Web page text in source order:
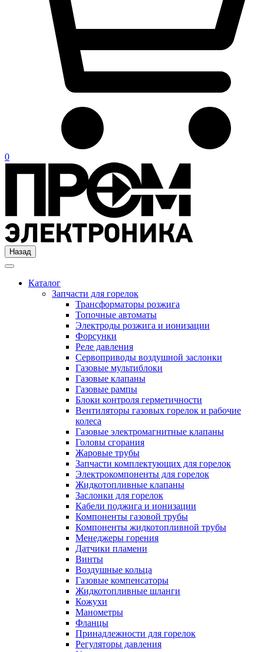
0
Назад
Каталог
Запчасти для горелок
Трансформаторы розжига
Топочные автоматы
Электроды розжига и ионизации
Форсунки
Реле давления
Сервоприводы воздушной заслонки
Газовые мультиблоки
Газовые клапаны
Газовые рампы
Блоки контроля герметичности
Вентиляторы газовых горелок и рабочие
колеса
Газовые электромагнитные клапаны
Головы сгорания
Жаровые трубы
Запчасти комплектующих для горелок
Электрокомпоненты для горелок
Жидкотопливные клапаны
Заслонки для горелок
Кабели поджига и ионизации
Компоненты газовой трубы
Компоненты жидкотопливной трубы
Менеджеры горения
Датчики пламени
Винты
Воздушные кольца
Газовые компенсаторы
Жидкотопливные шланги
Кожухи
Манометры
Фланцы
Принадлежности для горелок
Регуляторы давления